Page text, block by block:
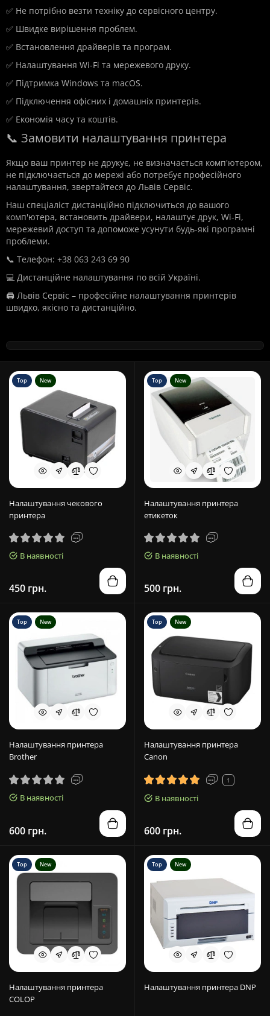
✅ Не потрібно везти техніку до сервісного центру.
✅ Швидке вирішення проблем.
✅ Встановлення драйверів та програм.
✅ Налаштування Wi-Fi та мережевого друку.
✅ Підтримка Windows та macOS.
✅ Підключення офісних і домашніх принтерів.
✅ Економія часу та коштів.
📞 Замовити налаштування принтера
Якщо ваш принтер не друкує, не визначається комп'ютером,
не підключається до мережі або потребує професійного
налаштування, звертайтеся до Львів Сервіс.
Наш спеціаліст дистанційно підключиться до вашого
комп'ютера, встановить драйвери, налаштує друк, Wi-Fi,
мережевий доступ та допоможе усунути будь-які програмні
проблеми.
📞 Телефон: +38 063 243 69 90
💻 Дистанційне налаштування по всій Україні.
🖨️ Львів Сервіс – професійне налаштування принтерів
швидко, якісно та дистанційно.
Top New
Налаштування чекового
принтера
В наявності
450 грн.
Top New
Налаштування принтера
етикеток
В наявності
500 грн.
Top New
Налаштування принтера
Brother
В наявності
600 грн.
Top New
Налаштування принтера
Canon
1
В наявності
600 грн.
Top New
Налаштування принтера
COLOP
Top New
Налаштування принтера DNP